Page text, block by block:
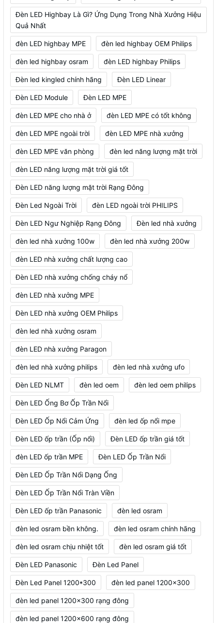
Đèn LED Highbay Là Gì? Ứng Dụng Trong Nhà Xưởng Hiệu
Quả Nhất
đèn LED highbay MPE đèn led highbay OEM Philips
đèn led highbay osram đèn LED highbay Philips
Đèn led kingled chính hãng Đèn LED Linear
Đèn LED Module Đèn LED MPE
đèn LED MPE cho nhà ở đèn LED MPE có tốt không
đèn LED MPE ngoài trời đèn LED MPE nhà xưởng
đèn LED MPE văn phòng đèn led năng lượng mặt trời
đèn LED năng lượng mặt trời giá tốt
Đèn LED năng lượng mặt trời Rạng Đông
Đèn Led Ngoài Trời đèn LED ngoài trời PHILIPS
Đèn LED Ngư Nghiệp Rạng Đông Đèn led nhà xưởng
đèn led nhà xưởng 100w đèn led nhà xưởng 200w
đèn LED nhà xưởng chất lượng cao
Đèn LED nhà xưởng chống cháy nổ
đèn LED nhà xưởng MPE
Đèn LED nhà xưởng OEM Philips
đèn led nhà xưởng osram
đèn LED nhà xưởng Paragon
đèn led nhà xưởng philips đèn led nhà xưởng ufo
Đèn LED NLMT đèn led oem đèn led oem philips
Đèn LED Ống Bơ Ốp Trần Nổi
Đèn LED Ốp Nổi Cảm Ứng đèn led ốp nổi mpe
Đèn LED ốp trần (Ốp nổi) Đèn LED ốp trần giá tốt
đèn LED ốp trần MPE Đèn LED Ốp Trần Nổi
Đèn LED Ốp Trần Nổi Dạng Ống
Đèn LED Ốp Trần Nổi Tràn Viền
Đèn LED ốp trần Panasonic đèn led osram
đèn led osram bền không. đèn led osram chính hãng
đèn led osram chịu nhiệt tốt đèn led osram giá tốt
Đèn LED Panasonic Đèn Led Panel
Đèn Led Panel 1200*300 đèn led panel 1200x300
đèn led panel 1200x300 rạng đông
đèn led panel 1200x600 rạng đông